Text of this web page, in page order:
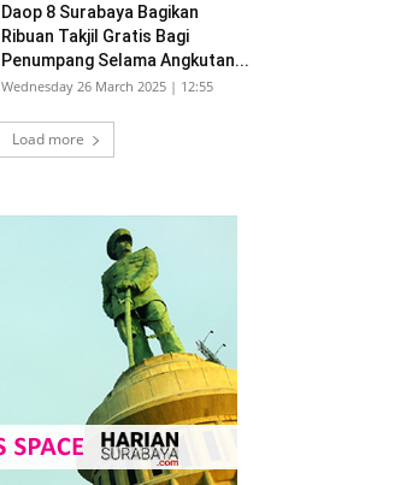
Daop 8 Surabaya Bagikan
Ribuan Takjil Gratis Bagi
Penumpang Selama Angkutan...
Wednesday 26 March 2025 | 12:55
Load more